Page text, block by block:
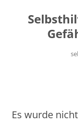
springen
Es wurde